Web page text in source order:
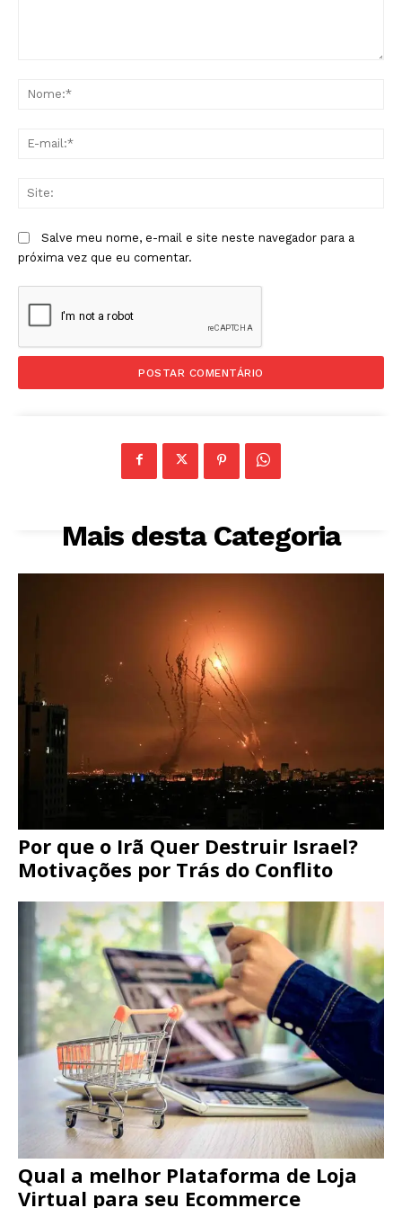
Salve meu nome, e-mail e site neste navegador para a
próxima vez que eu comentar.
Mais desta Categoria
Por que o Irã Quer Destruir Israel?
Motivações por Trás do Conflito
Qual a melhor Plataforma de Loja
Virtual para seu Ecommerce